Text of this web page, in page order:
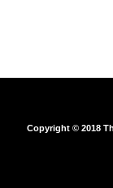
Copyright © 2018